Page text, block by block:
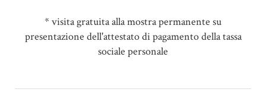
* visita gratuita alla mostra permanente su
presentazione dell'attestato di pagamento della tassa
sociale personale